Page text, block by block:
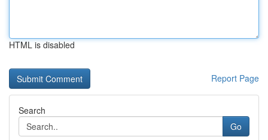
HTML is disabled
Report Page
Search
Go